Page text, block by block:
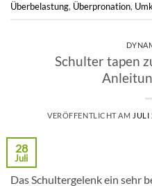
Überbelastung, Überpronation,
Schulter tapen
VERÖFFENTLICHT AM JULI
28
Juli
Das Schultergelenk ein sehr